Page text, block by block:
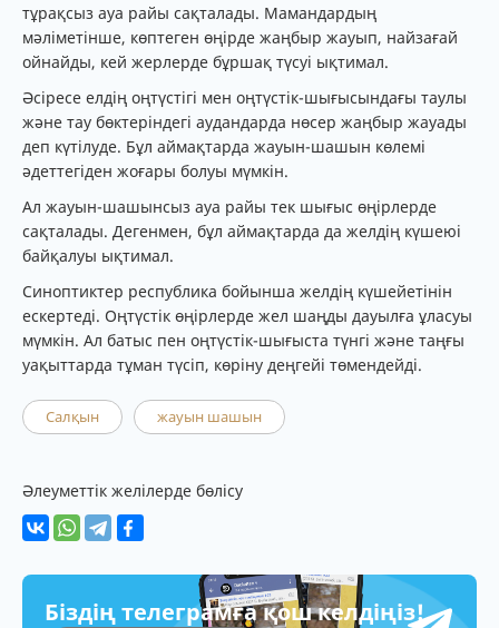
тұрақсыз ауа райы сақталады. Мамандардың
мәліметінше, көптеген өңірде жаңбыр жауып, найзағай
ойнайды, кей жерлерде бұршақ түсуі ықтимал.
Әсіресе елдің оңтүстігі мен оңтүстік-шығысындағы таулы
және тау бөктеріндегі аудандарда нөсер жаңбыр жауады
деп күтілуде. Бұл аймақтарда жауын-шашын көлемі
әдеттегіден жоғары болуы мүмкін.
Ал жауын-шашынсыз ауа райы тек шығыс өңірлерде
сақталады. Дегенмен, бұл аймақтарда да желдің күшеюі
байқалуы ықтимал.
Синоптиктер республика бойынша желдің күшейетінін
ескертеді. Оңтүстік өңірлерде жел шаңды дауылға ұласуы
мүмкін. Ал батыс пен оңтүстік-шығыста түнгі және таңғы
уақыттарда тұман түсіп, көріну деңгейі төмендейді.
Салқын жауын шашын
Әлеуметтік желілерде бөлісу
Біздің телеграмға қош келдіңіз!